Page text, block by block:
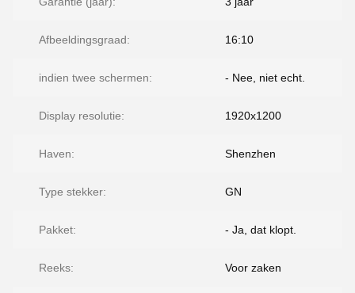
Afbeeldingsgraad: 16:10
indien twee schermen: - Nee, niet echt.
Display resolutie: 1920x1200
Haven: Shenzhen
Type stekker: GN
Pakket: - Ja, dat klopt.
Reeks: Voor zaken